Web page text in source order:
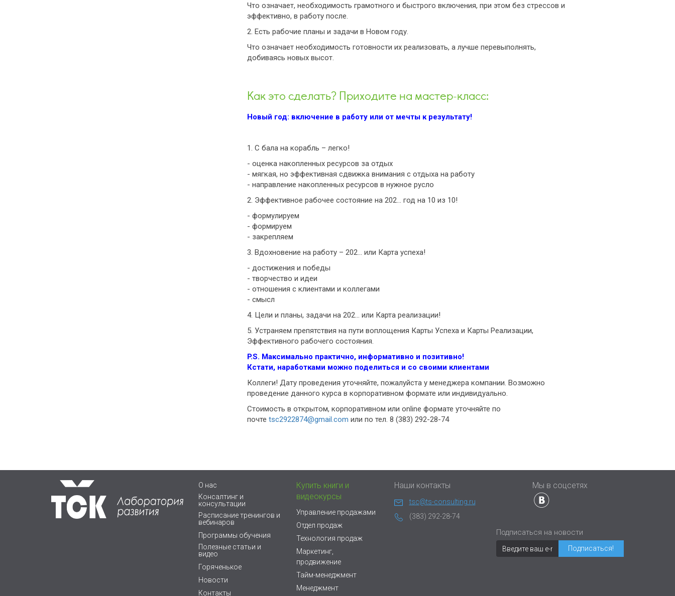
Что означает, необходимость грамотного и быстрого включения, при этом без стрессов и
эффективно, в работу после.
2. Есть рабочие планы и задачи в Новом году.
Что означает необходимость готовности их реализовать, а лучше перевыполнять,
добиваясь новых высот.
Как это сделать? Приходите на мастер-класс:
Новый год: включение в работу или от мечты к результату!
1. С бала на корабль – легко!
- оценка накопленных ресурсов за отдых
- мягкая, но эффективная сдвижка внимания с отдыха на работу
- направление накопленных ресурсов в нужное русло
2. Эффективное рабочее состояние на 202… год на 10 из 10!
- формулируем
- формируем
- закрепляем
3. Вдохновение на работу – 202… или Карта успеха!
- достижения и победы
- творчество и идеи
- отношения с клиентами и коллегами
- смысл
4. Цели и планы, задачи на 202… или Карта реализации!
5. Устраняем препятствия на пути воплощения Карты Успеха и Карты Реализации,
Эффективного рабочего состояния.
P.S. Максимально практично, информативно и позитивно!
Кстати, наработками можно поделиться и со своими клиентами
Коллеги! Дату проведения уточняйте, пожалуйста у менеджера компании. Возможно
проведение данного курса в корпоративном формате или индивидуально.
Стоимость в открытом, корпоративном или online формате уточняйте по
почте tsc2922874@gmail.com или по тел. 8 (383) 292-28-74
О нас
Консалтинг и
консультации
Расписание тренингов и
вебинаров
Программы обучения
Полезные статьи и
видео
Горяченькое
Новости
Контакты
Купить книги и
видеокурсы
Управление продажами
Отдел продаж
Технология продаж
Маркетинг,
продвижение
Тайм-менеджмент
Менеджмент
Наши контакты
tsc@ts-consulting.ru
(383) 292-28-74
Мы в соцсетях
Подписаться на новости